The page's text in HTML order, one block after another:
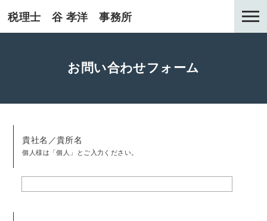
税理士 谷 孝洋 事務所
お問い合わせフォーム
貴社名／貴所名
個人様は「個人」とご入力ください。